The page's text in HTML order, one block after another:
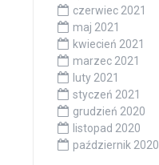
czerwiec 2021
maj 2021
kwiecień 2021
marzec 2021
luty 2021
styczeń 2021
grudzień 2020
listopad 2020
październik 2020